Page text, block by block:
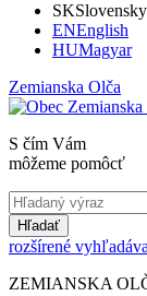
SKSlovensky
ENEnglish
HUMagyar
Zemianska Olča
S čím Vám
môžeme pomôcť
Hľadať
rozšírené
ZEMIANSKA